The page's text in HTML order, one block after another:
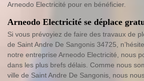
Arneodo Electricité pour en bénéficier.
Arneodo Electricité se déplace
Si vous prévoyiez de faire des travaux de
de Saint Andre De Sangonis 34725,
notre entreprise Arneodo Electricité, nous
dans les plus brefs délais. Comme nous
ville de Saint Andre De Sangonis, nous